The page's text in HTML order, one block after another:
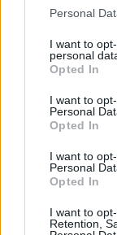
Personal
I want to
personal
Opted In
I want to
Personal
Opted In
I want to
Personal
Opted In
I want to
Retention,